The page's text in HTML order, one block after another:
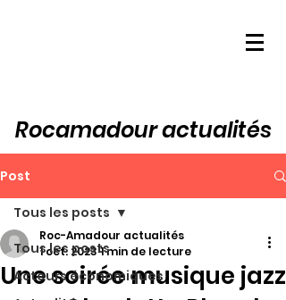
Rocamadour actualités
Post
Tous les posts
Acteurs économiques
Tous les posts
Une soirée musique jazz
Roc-Amadour actualités
1 oct. 2023 1 min de lecture